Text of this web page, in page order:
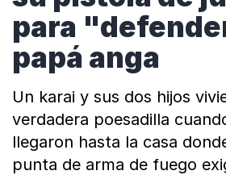
para
papá anga
Un karai y sus dos hijos
verdadera poesadilla
llegaron hasta la casa
punta de arma de fuego